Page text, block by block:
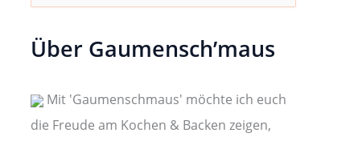
e
a
c
h
Über Gaumensch’maus
Mit 'Gaumenschmaus' möchte ich euch
die Freude am Kochen & Backen zeigen,